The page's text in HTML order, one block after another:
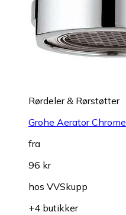
Rørdeler & Rørstøtter
Grohe Aerator Chrome
fra
96 kr
hos VVSkupp
+4 butikker